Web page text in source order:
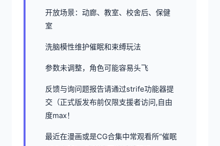
开放场景：动廊、教室、校舍后、保健
室
洗脑模性维护催眠和束缚玩法
参数未调整，角色可能容易头飞
反馈与询问题报告请通过strife功能器提
交（正式版发布前仅限支援者访问,自由
度max！
最近在漫画或是CG合集中常观看所“催眠